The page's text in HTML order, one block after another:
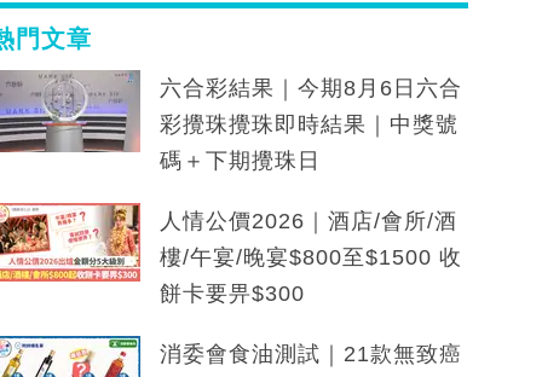
門文章
六合彩結果｜今期8月6日六合
彩攪珠攪珠即時結果｜中獎號
碼＋下期攪珠日
人情公價2026｜酒店/會所/酒
樓/午宴/晚宴$800至$1500 收
餅卡要畀$300
消委會食油測試｜21款無致癌